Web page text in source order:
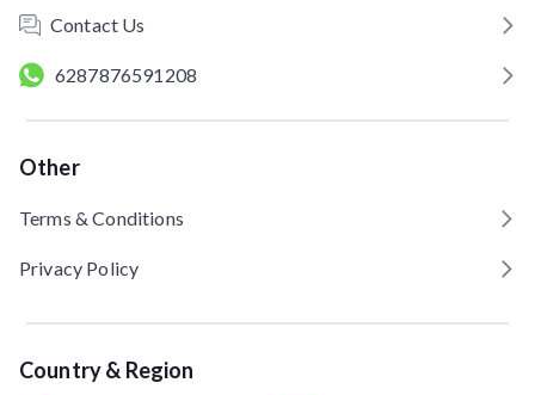
Contact Us
6287876591208
Other
Terms & Conditions
Privacy Policy
Country & Region